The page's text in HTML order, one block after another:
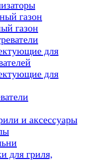
газон
газон
для
для
и аксессуары
для гриля,